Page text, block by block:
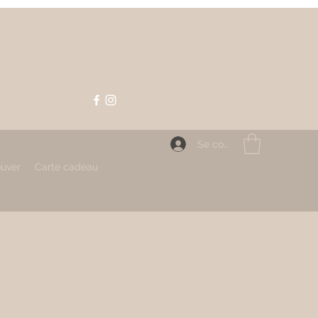
Carte cadeau
Se connecter